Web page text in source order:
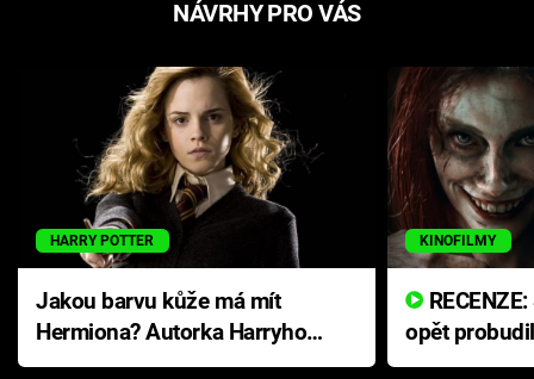
NÁVRHY PRO VÁS
HARRY POTTER
Jakou barvu kůže má mít
Hermiona? Autorka Harryho
Pottera přišla s ráznou
KINOFILMY
opět
přichází s